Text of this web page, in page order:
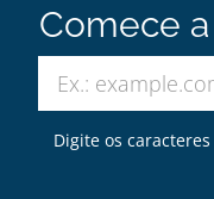
Comece
Digite os